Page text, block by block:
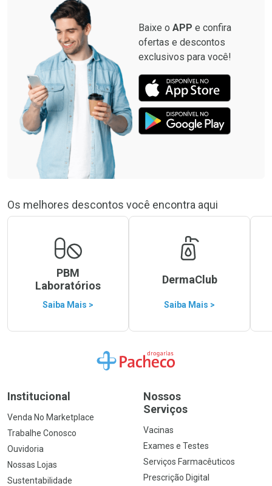
Baixe o APP e confira
ofertas e descontos
exclusivos para você!
Os melhores descontos você encontra aqui
PBM
Laboratórios
Saiba Mais >
DermaClub
Saiba Mais >
Ir para a Home
Institucional
Venda No Marketplace
Trabalhe Conosco
Ouvidoria
Nossas Lojas
Sustentabilidade
Nossos
Serviços
Vacinas
Exames e Testes
Serviços Farmacêuticos
Prescrição Digital